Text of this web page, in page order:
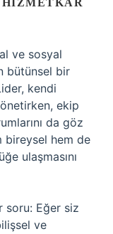
ve sosyal
bütünsel bir
kendi
ekip
da göz
bireysel hem de
ulaşmasını
soru: Eğer siz
ve